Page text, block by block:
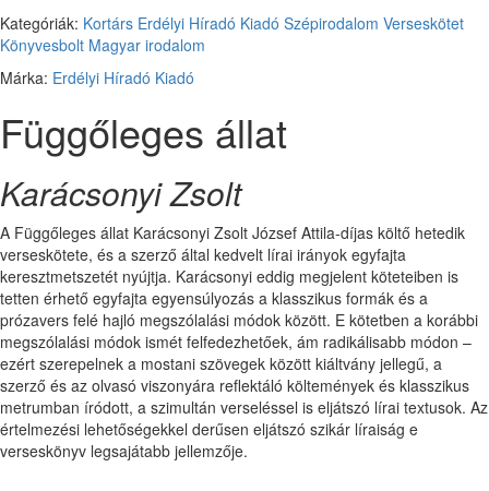
Kategóriák: Kortárs Erdélyi Híradó Kiadó Szépirodalom Verseskötet
Könyvesbolt Magyar irodalom
Márka: Erdélyi Híradó Kiadó
Függőleges állat
Karácsonyi Zsolt
A Függőleges állat Karácsonyi Zsolt József Attila-díjas költő hetedik
verseskötete, és a szerző által kedvelt lírai irányok egyfajta
keresztmetszetét nyújtja. Karácsonyi eddig megjelent köteteiben is
tetten érhető egyfajta egyensúlyozás a klasszikus formák és a
prózavers felé hajló megszólalási módok között. E kötetben a korábbi
megszólalási módok ismét felfedezhetőek, ám radikálisabb módon –
ezért szerepelnek a mostani szövegek között kiáltvány jellegű, a
szerző és az olvasó viszonyára reflektáló költemények és klasszikus
metrumban íródott, a szimultán verseléssel is eljátszó lírai textusok. Az
értelmezési lehetőségekkel derűsen eljátszó szikár líraiság e
verseskönyv legsajátabb jellemzője.